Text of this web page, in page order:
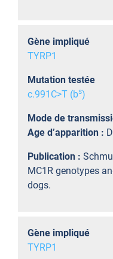
Gène impliqué
TYRP1
Mutation testée
c.991C>T (bs)
Mode de
Age d’apparition :
Publication :
MC1R genotypes
dogs.
Gène impliqué
TYRP1